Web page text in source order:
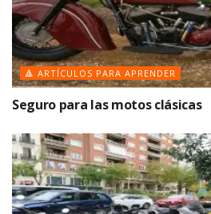
🔺 ARTÍCULOS PARA APRENDER
Seguro para las motos clásicas